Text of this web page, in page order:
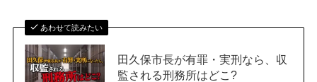
あわせて読みたい
田久保市長が有罪・実刑なら、収
監される刑務所はどこ?